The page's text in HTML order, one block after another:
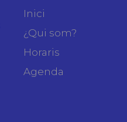
Inici
¿Qui som?
Horaris
Agenda